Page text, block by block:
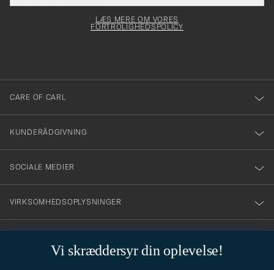
Vi skræddersyr din oplevelse!
skal
för
dig
till
vårt
nyhetsbrev!
LÆS MERE OM VORES
FORTROLIGHEDSPOLICY
CARE OF CARL
KUNDERÅDGIVNING
SOCIALE MEDIER
VIRKSOMHEDSOPLYSNINGER